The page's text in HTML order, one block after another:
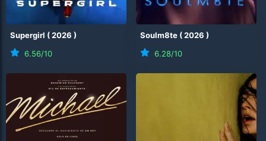
Supergirl (2026 )
6.56/10
Soulm8te (2026 )
6.28/10